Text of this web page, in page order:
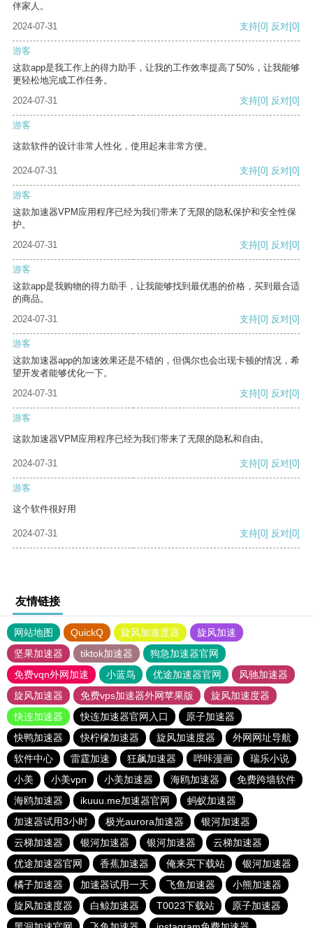
伴家人。
2024-07-31
支持[0] 反对[0]
游客
这款app是我工作上的得力助手，让我的工作效率提高了50%，让我能够
更轻松地完成工作任务。
2024-07-31
支持[0] 反对[0]
游客
这款软件的设计非常人性化，使用起来非常方便。
2024-07-31 支持[0] 反对[0]
游客
这款加速器VPM应用程序已经为我们带来了无限的隐私保护和安全性保
护。
2024-07-31
支持[0] 反对[0]
游客
这款app是我购物的得力助手，让我能够找到最优惠的价格，买到最合适
的商品。
2024-07-31
支持[0] 反对[0]
游客
这款加速器app的加速效果还是不错的，但偶尔也会出现卡顿的情况，希
望开发者能够优化一下。
2024-07-31
支持[0] 反对[0]
游客
这款加速器VPM应用程序已经为我们带来了无限的隐私和自由。
2024-07-31 支持[0] 反对[0]
游客
这个软件很好用
2024-07-31 支持[0] 反对[0]
友情链接
网站地图 QuickQ 旋风加速度器
旋风加速
坚果加速器
tiktok加速器
狗急加速器官网
免费vqn外网加速
小蓝鸟 优途加速器官网
风驰加速器
旋风加速器
免费vps加速器外网苹果版
旋风加速度器
快连加速器
快连加速器官网入口
原子加速器
快鸭加速器
快柠檬加速器 旋风加速度器
外网网址导航
软件中心
雷霆加速 狂飙加速器 哔咔漫画
瑞乐小说
小美
小美vpn 小美加速器 海鸥加速器
免费跨墙软件
海鸥加速器
ikuuu.me加速器官网
蚂蚁加速器
加速器试用3小时
极光aurora加速器
银河加速器
云梯加速器
银河加速器 银河加速器
云梯加速器
优途加速器官网
香蕉加速器 俺来买下载站
银河加速器
橘子加速器
加速器试用一天 飞鱼加速器
小熊加速器
旋风加速度器
白鲸加速器 T0023下载站
原子加速器